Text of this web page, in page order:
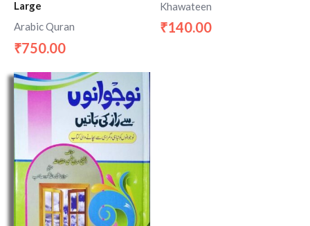
Large
Arabic Quran
₹750.00
Khawateen
₹140.00